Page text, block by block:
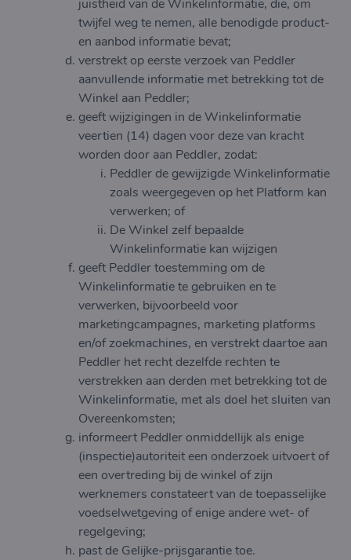
juistheid van de Winkelinformatie, die, om
twijfel weg te nemen, alle benodigde product-
en aanbod informatie bevat;
verstrekt op eerste verzoek van Peddler
aanvullende informatie met betrekking tot de
Winkel aan Peddler;
geeft wijzigingen in de Winkelinformatie
veertien (14) dagen voor deze van kracht
worden door aan Peddler, zodat:
Peddler de gewijzigde Winkelinformatie
zoals weergegeven op het Platform kan
verwerken; of
De Winkel zelf bepaalde
Winkelinformatie kan wijzigen
geeft Peddler toestemming om de
Winkelinformatie te gebruiken en te
verwerken, bijvoorbeeld voor
marketingcampagnes, marketing platforms
en/of zoekmachines, en verstrekt daartoe aan
Peddler het recht dezelfde rechten te
verstrekken aan derden met betrekking tot de
Winkelinformatie, met als doel het sluiten van
Overeenkomsten;
informeert Peddler onmiddellijk als enige
(inspectie)autoriteit een onderzoek uitvoert of
een overtreding bij de winkel of zijn
werknemers constateert van de toepasselijke
voedselwetgeving of enige andere wet- of
regelgeving;
past de Gelijke-prijsgarantie toe.